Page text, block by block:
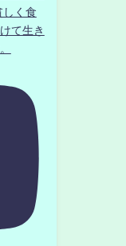
しく食
て生き